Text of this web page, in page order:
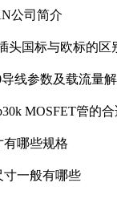
公司简介
头国标与欧标的区
导线参数及载流量
MOSFET管的
有哪些规格
寸一般有哪些